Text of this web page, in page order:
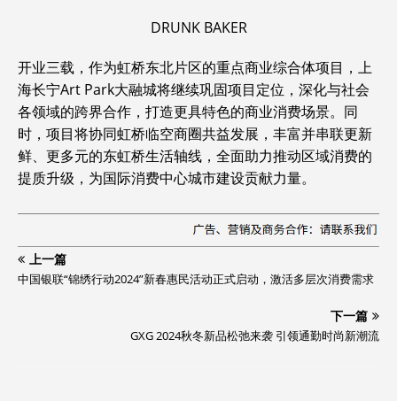
DRUNK BAKER
开业三载，作为虹桥东北片区的重点商业综合体项目，上
海长宁Art Park大融城将继续巩固项目定位，深化与社会
各领域的跨界合作，打造更具特色的商业消费场景。同
时，项目将协同虹桥临空商圈共益发展，丰富并串联更新
鲜、更多元的东虹桥生活轴线，全面助力推动区域消费的
提质升级，为国际消费中心城市建设贡献力量。
上一篇
中国银联“锦绣行动2024”新春惠民活动正式启动，激活多层次消费需求
下一篇
GXG 2024秋冬新品松弛来袭 引领通勤时尚新潮流